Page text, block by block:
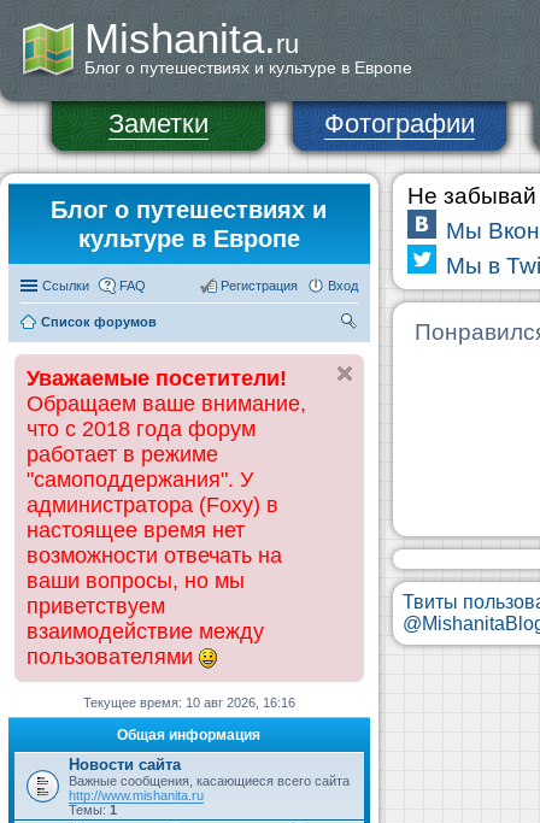
Mishanita.ru
Блог о путешествиях и культуре в Европе
Заметки Фотографии
Блог о путешествиях и
культуре в Европе
Ссылки FAQ Вход
Регистрация
Список форумов
ск
Уважаемые посетители!
Обращаем ваше внимание,
что с 2018 года форум
работает в режиме
"самоподдержания". У
администратора (Foxy) в
настоящее время нет
возможности отвечать на
ваши вопросы, но мы
приветствуем
взаимодействие между
пользователями
Текущее время: 10 авг 2026, 16:16
Общая информация
Новости сайта
Важные сообщения, касающиеся всего сайта
http://www.mishanita.ru
Темы: 1
Не забывай
Мы
Мы в
Твиты